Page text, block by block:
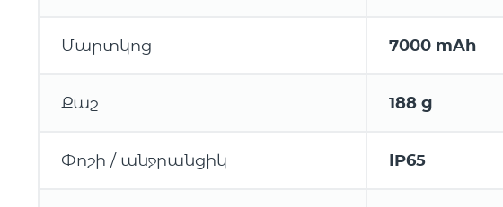
Մարտկոց 7000 mAh
Քաշ 188 g
Փոշի / անջրանցիկ IP65